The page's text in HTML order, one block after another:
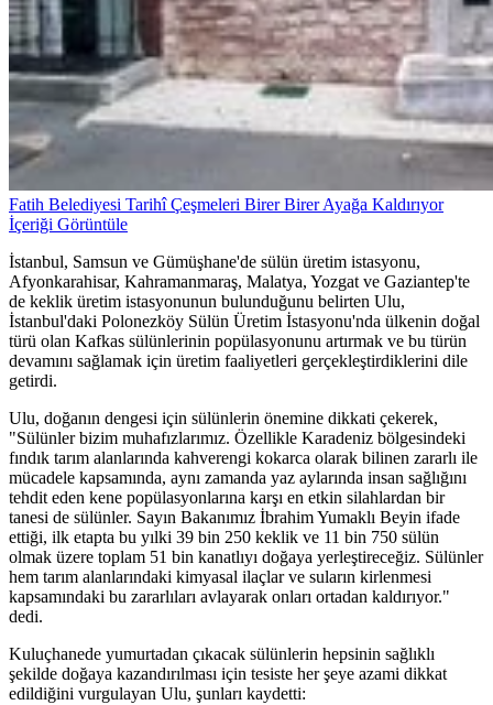
Fatih Belediyesi Tarihî Çeşmeleri Birer Birer Ayağa Kaldırıyor
İçeriği Görüntüle
İstanbul, Samsun ve Gümüşhane'de sülün üretim istasyonu,
Afyonkarahisar, Kahramanmaraş, Malatya, Yozgat ve Gaziantep'te
de keklik üretim istasyonunun bulunduğunu belirten Ulu,
İstanbul'daki Polonezköy Sülün Üretim İstasyonu'nda ülkenin doğal
türü olan Kafkas sülünlerinin popülasyonunu artırmak ve bu türün
devamını sağlamak için üretim faaliyetleri gerçekleştirdiklerini dile
getirdi.
Ulu, doğanın dengesi için sülünlerin önemine dikkati çekerek,
"Sülünler bizim muhafızlarımız. Özellikle Karadeniz bölgesindeki
fındık tarım alanlarında kahverengi kokarca olarak bilinen zararlı ile
mücadele kapsamında, aynı zamanda yaz aylarında insan sağlığını
tehdit eden kene popülasyonlarına karşı en etkin silahlardan bir
tanesi de sülünler. Sayın Bakanımız İbrahim Yumaklı Beyin ifade
ettiği, ilk etapta bu yılki 39 bin 250 keklik ve 11 bin 750 sülün
olmak üzere toplam 51 bin kanatlıyı doğaya yerleştireceğiz. Sülünler
hem tarım alanlarındaki kimyasal ilaçlar ve suların kirlenmesi
kapsamındaki bu zararlıları avlayarak onları ortadan kaldırıyor."
dedi.
Kuluçhanede yumurtadan çıkacak sülünlerin hepsinin sağlıklı
şekilde doğaya kazandırılması için tesiste her şeye azami dikkat
edildiğini vurgulayan Ulu, şunları kaydetti: